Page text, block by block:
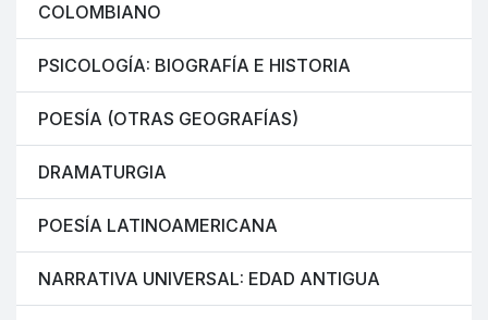
COLOMBIANO
PSICOLOGÍA: BIOGRAFÍA E HISTORIA
POESÍA (OTRAS GEOGRAFÍAS)
DRAMATURGIA
POESÍA LATINOAMERICANA
NARRATIVA UNIVERSAL: EDAD ANTIGUA